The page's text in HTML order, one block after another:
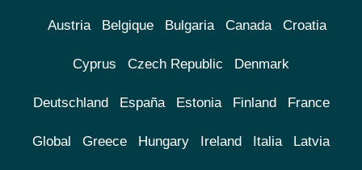
Austria Belgique Bulgaria Canada Croatia
Cyprus Czech Republic Denmark
Deutschland España Estonia Finland France
Global Greece Hungary Ireland Italia Latvia